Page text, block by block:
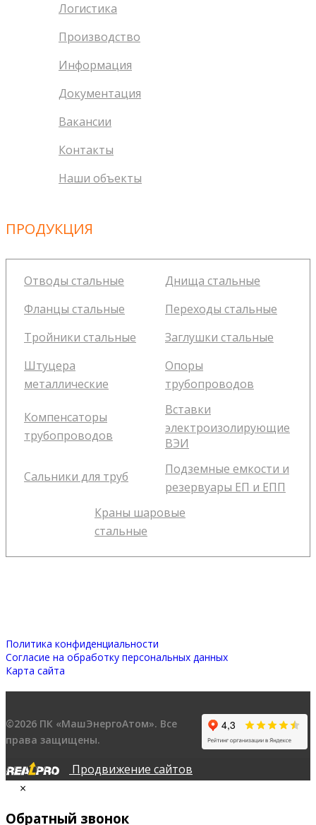
Логистика
Производство
Информация
Документация
Вакансии
Контакты
Наши объекты
ПРОДУКЦИЯ
Отводы стальные
Днища стальные
Фланцы стальные
Переходы стальные
Тройники стальные
Заглушки стальные
Штуцера
металлические
Опоры
трубопроводов
Компенсаторы
трубопроводов
Вставки
электроизолирующие
ВЭИ
Сальники для труб
Подземные емкости и
резервуары ЕП и ЕПП
Краны шаровые
стальные
Политика конфиденциальности
Согласие на обработку персональных данных
Карта сайта
©2026 ПК «МашЭнергоАтом». Все
права защищены.
Продвижение сайтов
×
Обратный звонок